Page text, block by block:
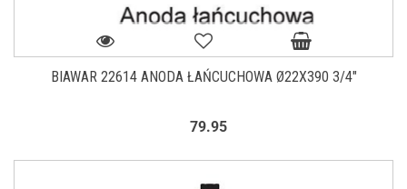
BIAWAR 22614 ANODA ŁAŃCUCHOWA Ø22X390 3/4"
79.95